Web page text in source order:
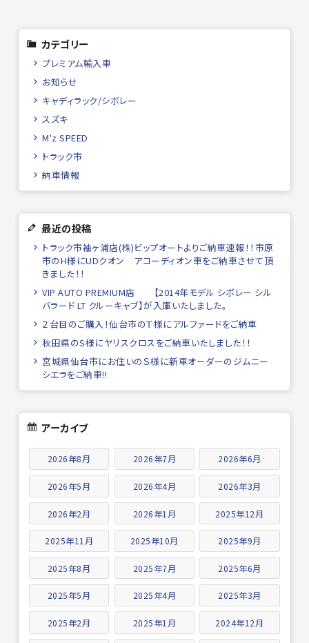
カテゴリー
プレミアム輸入車
お知らせ
キャディラック/シボレー
スズキ
M'z SPEED
トラック市
納車情報
最近の投稿
トラック市袖ヶ浦店(株)ビップオートよりご納車速報！！市原
市のH様にUDクオン アコーディオン車をご納車させて頂
きました！！
VIP AUTO PREMIUM店 【2014年モデル シボレー シル
バラード LT クルーキャブ】が入庫いたしました。
２台目のご購入！仙台市のＴ様にアルファードをご納車
秋田県のS様にヤリスクロスをご納車いたしました！！
宮城県仙台市にお住いのＳ様に新車オーダーのジムニー
シエラをご納車!!
アーカイブ
2026年8月 2026年7月 2026年6月
2026年5月 2026年4月 2026年3月
2026年2月 2026年1月 2025年12月
2025年11月 2025年10月 2025年9月
2025年8月 2025年7月 2025年6月
2025年5月 2025年4月 2025年3月
2025年2月 2025年1月 2024年12月